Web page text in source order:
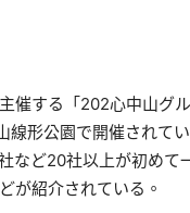
催する「202心中山グ
形公園で開催されて
など20社以上が初めて
が紹介されている。